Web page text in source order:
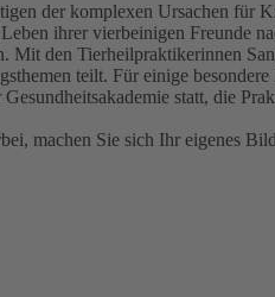
der komplexen Ursachen
ihrer vierbeinigen Freunde
den Tierheilpraktikerinnen
teilt. Für einige
statt, die
machen Sie sich Ihr eigenes